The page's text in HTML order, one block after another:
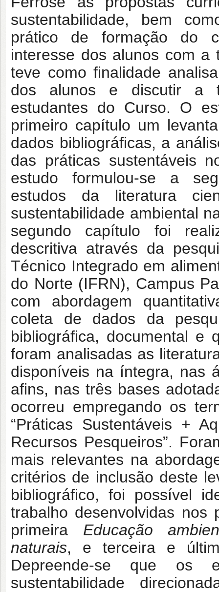
sustentabilidade, bem
prático de formação do
interesse dos alunos com a
teve como finalidade
dos alunos e discutir a
estudantes do Curso. O
primeiro capítulo um
dados bibliográficas, a
das práticas sustentáveis
estudo formulou-se a
estudos da literatura
sustentabilidade ambiental
segundo capítulo foi
descritiva através da
Técnico Integrado em
do Norte (IFRN), Campus
com abordagem
coleta de dados da
bibliográfica, documental e
foram analisadas as
disponíveis na íntegra, nas
afins, nas três bases
ocorreu empregando os
“Práticas Sustentáveis +
Recursos Pesqueiros”.
mais relevantes na
critérios de inclusão deste
bibliográfico, foi possível
trabalho desenvolvidas
primeira Educação
naturais, e terceira e
Depreende-se que os
sustentabilidade